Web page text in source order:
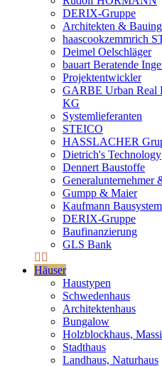
DERIX-Gruppe
Architekten &
haascookzemmrich
Deimel Oelschläger
bauart Beratende
Projektentwickler
GARBE Urban Real
KG
Systemlieferanten
STEICO
HASSLACHER
Dietrich's Technology
Dennert Baustoffe
Generalunternehmer
Gumpp & Maier
Kaufmann
DERIX-Gruppe
Baufinanzierung
GLS Bank
Häuser
Haustypen
Schwedenhaus
Architektenhaus
Bungalow
Holzblockhaus,
Stadthaus
Landhaus, Naturhaus